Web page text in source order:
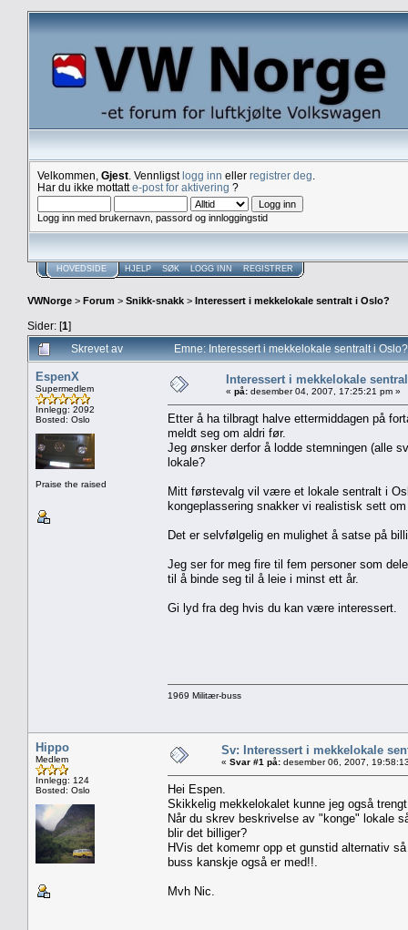
Velkommen, Gjest . Vennligstlogg inn eller registrer deg
Har du ikke mottatte-post for aktivering ?
Logg inn med brukernavn, passord og innloggingstid
HOVEDSIDE HJELP SØK LOGG INN REGISTRER
VWNorge > Forum > Snikk-snakk > Interessert i mekkelokale sentralt i Oslo?
Sider: [1]
Skrevet av
Emne: Interessert i mekkelokale sentralt i
EspenX
Supermedlem
Innlegg: 2092
Bosted: Oslo
Praise the raised
Interessert i mekkelokale
« på: desember 04, 2007, 17:25:21 pm »
Etter å ha tilbragt halve ettermiddagen på
meldt seg om aldri før.
Jeg ønsker derfor å lodde stemningen (alle
lokale?
Mitt førstevalg vil være et lokale sentralt i
kongeplassering snakker vi realistisk sett
Det er selvfølgelig en mulighet å satse på
Jeg ser for meg fire til fem personer som
til å binde seg til å leie i minst ett år.
Gi lyd fra deg hvis du kan være interessert.
1969 Militær-buss
Hippo
Medlem
Innlegg: 124
Bosted: Oslo
Sv: Interessert i mekkelokale
« Svar #1 på: desember 06, 2007,
Hei Espen.
Skikkelig mekkelokalet kunne jeg også
Når du skrev beskrivelse av "konge" lokale
blir det billiger?
HVis det komemr opp et gunstid alternativ
buss kanskje også er med!!.
Mvh Nic.